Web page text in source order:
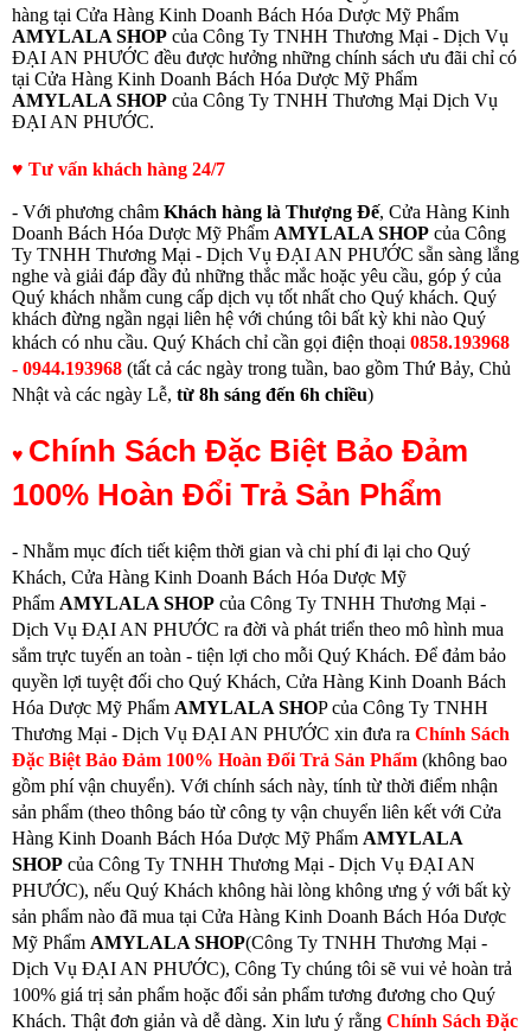
hàng tại Cửa Hàng Kinh Doanh Bách Hóa Dược Mỹ Phẩm
AMYLALA SHOP của Công Ty TNHH Thương Mại - Dịch Vụ
ĐẠI AN PHƯỚC đều được hưởng những chính sách ưu đãi chỉ có
tại Cửa Hàng Kinh Doanh Bách Hóa Dược Mỹ Phẩm
AMYLALA SHOP của Công Ty TNHH Thương Mại Dịch Vụ
ĐẠI AN PHƯỚC.
♥ Tư vấn khách hàng 24/7
- Với phương châm Khách hàng là Thượng Đế, Cửa Hàng Kinh
Doanh Bách Hóa Dược Mỹ Phẩm AMYLALA SHOP của Công
Ty TNHH Thương Mại - Dịch Vụ ĐẠI AN PHƯỚC sẵn sàng lắng
nghe và giải đáp đầy đủ những thắc mắc hoặc yêu cầu, góp ý của
Quý khách nhằm cung cấp dịch vụ tốt nhất cho Quý khách. Quý
khách đừng ngần ngại liên hệ với chúng tôi bất kỳ khi nào Quý
khách có nhu cầu. Quý Khách chỉ cần gọi điện thoại 0858.193968
- 0944.193968 (tất cả các ngày trong tuần, bao gồm Thứ Bảy, Chủ
Nhật và các ngày Lễ, từ 8h sáng đến 6h chiều)
♥ Chính Sách Đặc Biệt Bảo Đảm
100% Hoàn Đổi Trả Sản Phẩm
- Nhằm mục đích tiết kiệm thời gian và chi phí đi lại cho Quý
Khách, Cửa Hàng Kinh Doanh Bách Hóa Dược Mỹ
Phẩm AMYLALA SHOP của Công Ty TNHH Thương Mại -
Dịch Vụ ĐẠI AN PHƯỚC ra đời và phát triển theo mô hình mua
sắm trực tuyến an toàn - tiện lợi cho mỗi Quý Khách. Để đảm bảo
quyền lợi tuyệt đối cho Quý Khách, Cửa Hàng Kinh Doanh Bách
Hóa Dược Mỹ Phẩm AMYLALA SHOP của Công Ty TNHH
Thương Mại - Dịch Vụ ĐẠI AN PHƯỚC xin đưa ra Chính Sách
Đặc Biệt Bảo Đảm 100% Hoàn Đổi Trả Sản Phẩm (không bao
gồm phí vận chuyển). Với chính sách này, tính từ thời điểm nhận
sản phẩm (theo thông báo từ công ty vận chuyển liên kết với Cửa
Hàng Kinh Doanh Bách Hóa Dược Mỹ Phẩm AMYLALA
SHOP của Công Ty TNHH Thương Mại - Dịch Vụ ĐẠI AN
PHƯỚC), nếu Quý Khách không hài lòng không ưng ý với bất kỳ
sản phẩm nào đã mua tại Cửa Hàng Kinh Doanh Bách Hóa Dược
Mỹ Phẩm AMYLALA SHOP(Công Ty TNHH Thương Mại -
Dịch Vụ ĐẠI AN PHƯỚC), Công Ty chúng tôi sẽ vui vẻ hoàn trả
100% giá trị sản phẩm hoặc đổi sản phẩm tương đương cho Quý
Khách. Thật đơn giản và dễ dàng. Xin lưu ý rằng Chính Sách Đặc